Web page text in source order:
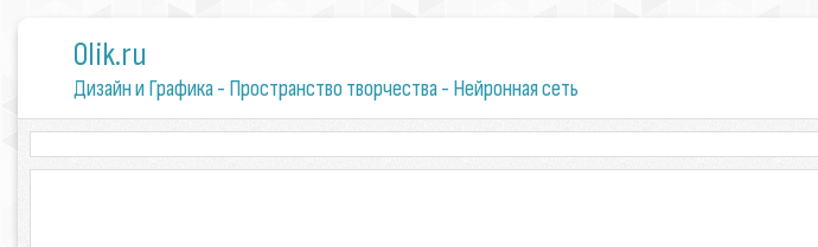
0lik.ru
Дизайн и Графика - Пространство творчества - Нейронная сеть